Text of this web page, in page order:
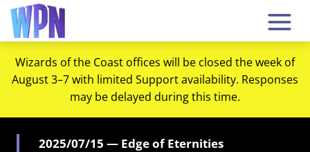
Wizards of the Coast offices will be closed the week of
August 3–7 with limited Support availability. Responses
may be delayed during this time.
2025/07/15 — Edge of Eternities